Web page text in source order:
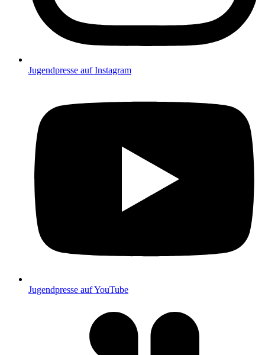
Jugendpresse auf Instagram
Jugendpresse auf YouTube